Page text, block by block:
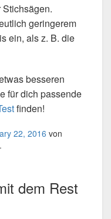
geringerem
ein, als z. B. die
besseren
für dich passende
finden!
22, 2016 von
dem Rest